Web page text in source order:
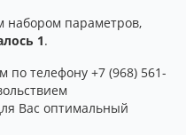
набором параметров,
1.
по телефону +7 (968) 561-
Вас оптимальный